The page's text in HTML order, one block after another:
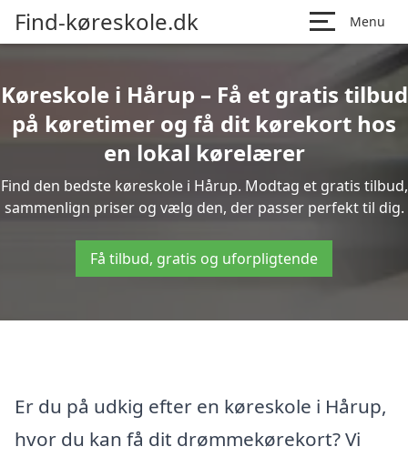
Find-køreskole.dk Menu
Køreskole i Hårup – Få et gratis tilbud
på køretimer og få dit kørekort hos
en lokal kørelærer
Find den bedste køreskole i Hårup. Modtag et gratis tilbud,
sammenlign priser og vælg den, der passer perfekt til dig.
Få tilbud, gratis og uforpligtende
Er du på udkig efter en køreskole i Hårup,
hvor du kan få dit drømmekørekort? Vi